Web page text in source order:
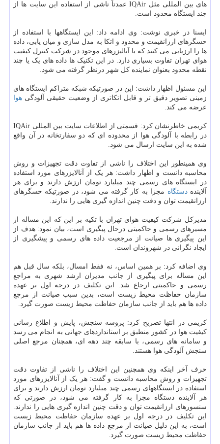
های بین المللی مثل IQAir عمدتاً ناشی از استفاده این سایت ها از
چند ایستگاه محدود است.
ایسنا در خبری نوشت: وی ادامه داد: این ایستگاهها با استفاده از
حسگرهای ارزانقیمت و محدود و اتکا به مدل سازی و میان یابی، داده
ها را ارزیابی می کنند که با آنالیزرهای موجود در شرکت کنترل کیفیت
هوای تهران تفاوت بسیاری دارد. در این تکنیک ها داده های یک یا چند
نقطه محدود بعنوان نماینده کل شهر درنظر گرفته می شود.
این مسئول اظهار داشت: این در صورتیکه شبکه متراکم ایستگاه های
زمینی تصویر دقیق تر و قابل اتکاتری از وضعیت حقیقی آلودگی هوا
عرضه می کند.
کریمی خاطرنشان کرد: قسمتی از اطلاعات سایت بین المللی IQAir
در رابطه با آلودگی هوا از محدوده ای که دو سفارتخانه در آن واقع
شده به این سایت ارسال می شود.
وی همینطور این اختلاف را ناشی از تفاوت دقت تجهیزات و روش
محاسبه دانست و اظهار داشت: هر یک از آنالایزرهای مورد استفاده
در ایستگاه های رسمی چند میلیارد تومان ارزش دارند و برای هر
آلایندهدستگاه مجزا به کار گرفته می شود، در صورتیکه حسگرهای
ارزانقیمت توان و دقت چنین اندازه گیری هایی را ندارند.
مدیرکل شرکت کیفیت هوای تهران با تکیه بر این که این مساله از
مسیرهای رسمی و حاکمیتی درحال پیگیری است، بیان نمود: هدف از
این پیگیری ها صیانت از مرجعیت داده های رسمی و پیشگیری از
ایجاد نگرانی در شهروندان است.
وی اضافه کرد: بر همین اساس، نه فقط امسال، بلکه سال قبل هم
این مساله برای پیگیری از جانب مدیران ارشد شهری به مراجع
رسمی و حاکمیتی ارجاع شد. این تکلیف در درجه اول بر عهده
سازمان حفاظت محیط زیست است، بدین سبب صیانت از مرجع
داده ها هم باید از جانب سازمان حفاظت محیط زیست صورت گیرد.
کریمی در انتها تصریح کرد: پروسه سنجش، پایش و اطلاع رسانی
کیفیت هوا در کشور منطبق بر استانداردهای جهانی به انجام می رسد
و سامانه های رسمی، با سابقه چند دهه ای، همچنان مرجع اصلی
سنجش آلودگی هوا هستند.
حرف آخر اینکه وی همچنین این اختلاف را ناشی از تفاوت دقت
تجهیزات و روش محاسبه دانست و گفت: هر یک از آنالایزرهای مورد
استفاده در ایستگاههای رسمی چند میلیارد تومان ارزش دارند و برای
هر آلاینده دستگاه مجزا به کار گرفته می شود، در صورتی که
سنسورهای ارزانقیمت توان و دقت چنین اندازه گیری هایی را ندارند.
این تکلیف در درجه اول بر عهده سازمان حفاظت محیط زیست
است، به این دلیل صیانت از مرجع داده ها هم باید از جانب سازمان
حفاظت محیط زیست صورت گیرد.